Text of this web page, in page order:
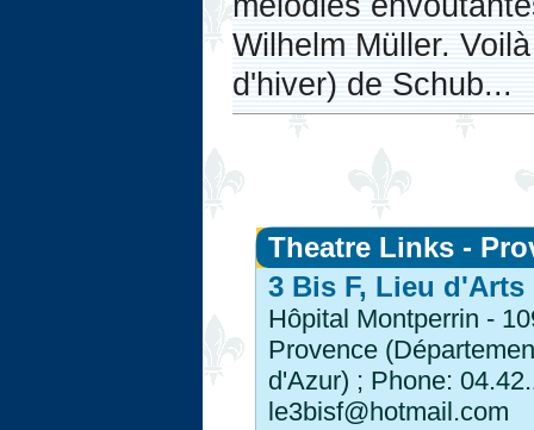
Wilhelm Müller.
d'hiver) de Schub...
Theatre Links -
3 Bis F, Lieu
Hôpital Montperrin -
Provence
d'Azur) ; Phone:
le3bisf@hotmail.com